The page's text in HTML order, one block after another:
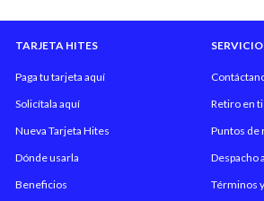
TARJETA HITES
Paga tu tarjeta aquí
Solicítala aquí
Nueva Tarjeta Hites
Dónde usarla
Beneficios
Retiro en
Puntos de
Despacho
Términos